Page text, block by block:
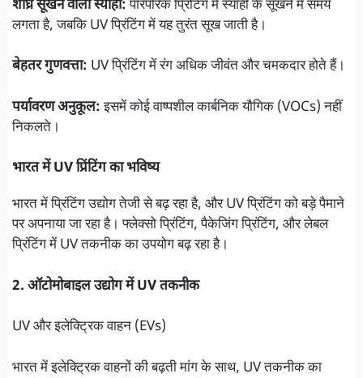
शीघ्र सूखने वाली स्याही:पारंपरिक प्रिंटिंग में स्याही के सूखने में समय
लगता है, जबकि UV प्रिंटिंग में यह तुरंत सूख जाती है।
बेहतर गुणवत्ता: UV प्रिंटिंग में रंग अधिक जीवंत और चमकदार होते हैं।
पर्यावरण अनुकूल:इसमें कोई वाष्पशील कार्बनिक यौगिक (VOCs) नहीं
निकलते।
भारत में UV प्रिंटिंग का भविष्य
भारत में प्रिंटिंग उद्योग तेजी से बढ़ रहा है, और UV प्रिंटिंग को बड़े पैमाने
पर अपनाया जा रहा है। फ्लेक्सो प्रिंटिंग, पैकेजिंग प्रिंटिंग, और लेबल
प्रिंटिंग में UV तकनीक का उपयोग बढ़ रहा है।
2. ऑटोमोबाइल उद्योग में UV तकनीक
UV और इलेक्ट्रिक वाहन (EVs)
भारत में इलेक्ट्रिक वाहनों की बढ़ती मांग के साथ, UV तकनीक का